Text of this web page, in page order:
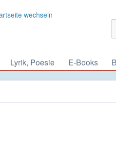
Lyrik, Poesie E-Books